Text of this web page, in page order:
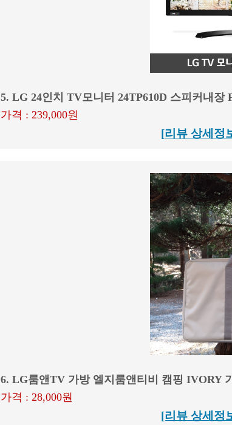
5. LG 24인치 TV모니터 24TP610D 스피커내
가격 : 239,000원
[리뷰 상세정
6. LG룸앤TV 가방 엘지룸앤티비 캠핑 IVORY
가격 : 28,000원
[리뷰 상세정